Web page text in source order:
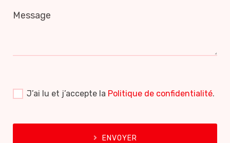
Message
J’ai lu et j’accepte la Politique de confidentialité.
ENVOYER